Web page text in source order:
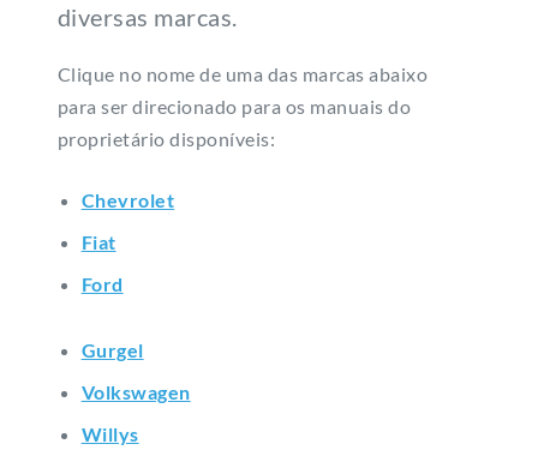
diversas marcas.
Clique no nome de uma das marcas abaixo
para ser direcionado para os manuais do
proprietário disponíveis:
Chevrolet
Fiat
Ford
Gurgel
Volkswagen
Willys